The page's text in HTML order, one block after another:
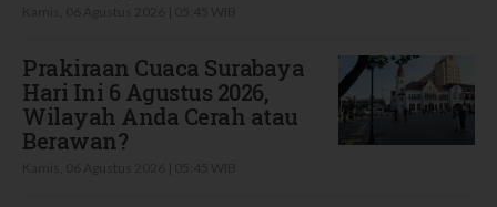
Prakiraan Cuaca Surabaya
Hari Ini 6 Agustus 2026,
Wilayah Anda Cerah atau
Berawan?